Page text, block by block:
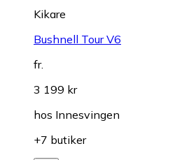
Kikare
Bushnell Tour V6
fr.
3 199 kr
hos Innesvingen
+7 butiker